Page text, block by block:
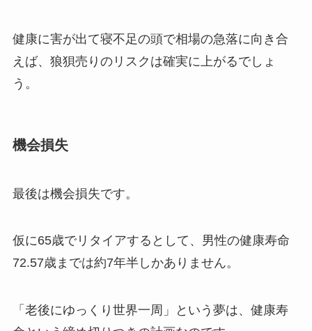
健康に害が出て寝不足の頭で相場の急落に向き合
えば、狼狽売りのリスクは確実に上がるでしょ
う。
機会損失
最後は機会損失です。
仮に65歳でリタイアするとして、男性の健康寿命
72.57歳までは約7年半しかありません。
「老後にゆっくり世界一周」という夢は、健康寿